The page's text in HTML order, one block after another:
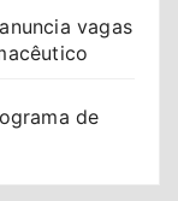
vagas
de